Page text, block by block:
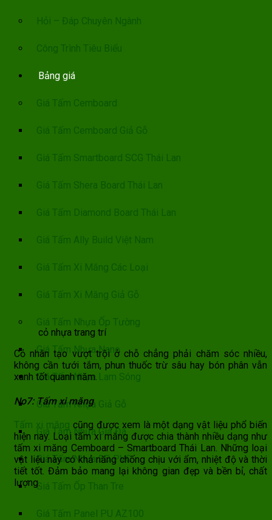
Hỏi – Đáp Chuyên Ngành
Công Trình Tiêu Biểu
Bảng giá
Giá Tấm Cemboard
Giá Tấm Cemboard Giả Gỗ
Giá Tấm Smartboard SCG Thái Lan
Giá Tấm Shera Board Thái Lan
Giá Tấm Diamond Board Thái Lan
Giá Tấm Ally Build Việt Nam
Giá Tấm Xi Măng Các Loại
Giá Tấm Xi Măng Giả Gỗ
Giá Tấm Nhựa Ốp Tường
Giá Tấm Nhựa Nano
Giá Tấm Nhựa Lam Sóng
Giá Tấm Nhựa Giả Gỗ
Giá Tấm Nhựa Giả Đá
Giá Tấm Nhựa 3D PVC
Giá Tấm Ốp Than Tre
Giá Tấm Panel PU AZ100
cỏ nhựa trang trí
Cỏ nhân tạo vượt trội ở chỗ chẳng phải chăm sóc nhiều,
không cần tưới tắm, phun thuốc trừ sâu hay bón phân vẫn
xanh tốt quanh năm.
No7: Tấm xi măng
Tấm xi măng cũng được xem là một dạng vật liệu phổ biến
hiện nay. Loại tấm xi măng được chia thành nhiều dạng như
tấm xi măng Cemboard – Smartboard Thái Lan. Những loại
vật liệu này có khả năng chống chịu với ẩm, nhiệt độ và thời
tiết tốt. Đảm bảo mang lại không gian đẹp và bền bỉ, chất
lượng.